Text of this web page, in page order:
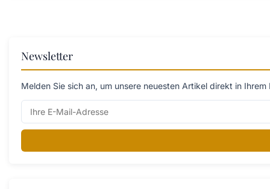
Newsletter
Melden Sie sich an, um unsere neuesten Artikel direkt in